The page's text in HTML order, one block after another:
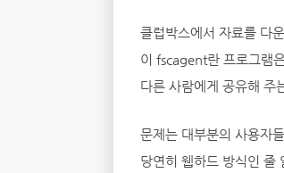
클럽박스에서 자료를 다
이 fscagent란 프로그램
다른 사람에게 공유해 주
문제는 대부분의 사용자
당연히 웹하드 방식인 줄